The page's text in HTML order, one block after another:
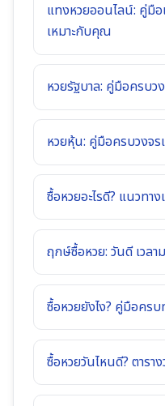
แทงหวยออนไลน์: คู่มือ
เหมาะกับคุณ
หวยรัฐบาล: คู่มือครบว
หวยหุ้น: คู่มือครบวงจร
ซื้อหวยอะไรดี? แนวทา
ฤกษ์ซื้อหวย: วันดี เวล
ซื้อหวยยังไง? คู่มือคร
ซื้อหวยวันไหนดี? ตาร